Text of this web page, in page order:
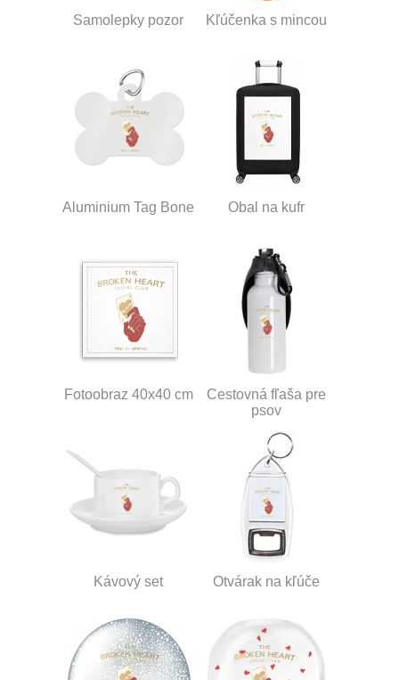
Samolepky pozor Kľúčenka s mincou
Aluminium Tag Bone Obal na kufr
Fotoobraz 40x40 cm
Cestovná fľaša pre
psov
Kávový set Otvárak na kľúče